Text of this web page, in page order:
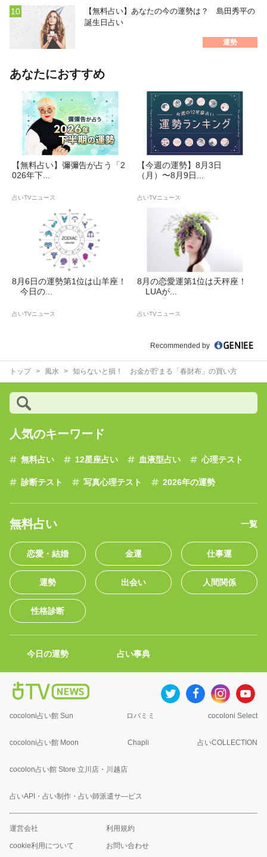
【無料占い】あなたの今の運勢は？ 島田秀平の
誕生日占い
運勢
あなたにおすすめ
【無料占い】彌彌告が占う「2
026年下...
占いTVニュース
【今週の運勢】8月3日
（月）〜8月9日...
占いTVニュース
8月6日の運勢第1位は山羊座！
今日の...
占いTVニュース
8月の恋愛運第1位は天秤座！
LUAが...
占いTVニュース
Recommended by
トップ 風水 知らないと損！ お金が貯まる「春財布」の買い方
人気のキーワード
無料占い 12星座占い 血液型占い 心理テスト
診断テスト 写真心理テスト 2026年の運勢
無料占い 一覧
恋愛・結婚 金運 仕事運
運勢 出会い 人間関係
性格診断
今日の運勢 占い事典
cocoloni占い館 Sun ロバミミ cocoloni Select
cocoloni占い館 Moon Chapli 占いCOLLECTION
cocolon占い館 Store 立川店・川越店
占いAPI・占い制作・占い師派遣サ―ビス
運営会社 利用規約
cookie利用について お問い合わせ